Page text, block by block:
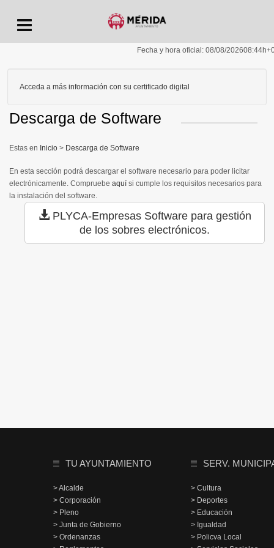
Fecha y hora oficial: 08/08/202608:44h
Acceda a más información con su certificado digital
Inicio > Descarga de Software
Descarga de Software
En esta sección podrá descargar el software necesario para poder licitar
electrónicamente. Compruebe aquí si cumple los requisitos necesarios para
la instalación del software.
PLYCA-Empresas Software para gestión
de los sobres electrónicos.
TU AYUNTAMIENTO
> Alcalde
> Corporación
> Pleno
> Junta de Gobierno
> Ordenanzas
SERV.
> Cultura
> Deportes
> Educación
> Igualdad
> Policva Local